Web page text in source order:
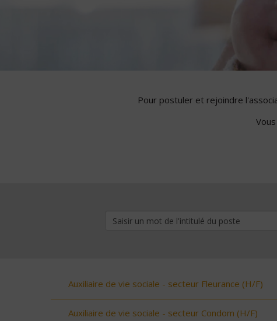
Pour postuler et rejoindre
Auxiliaire de vie sociale - secteur Fleurance (H/F)
Auxiliaire de vie sociale - secteur Condom (H/F)